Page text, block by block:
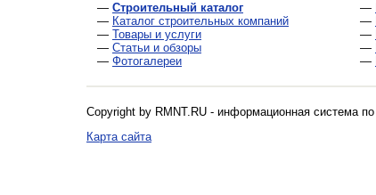
— Строительный каталог
— Каталог строительных компаний
— Товары и услуги
— Статьи и обзоры
— Фотогалереи
—
—
—
—
—
Copyright by RMNT.RU - информационная система по
Карта сайта